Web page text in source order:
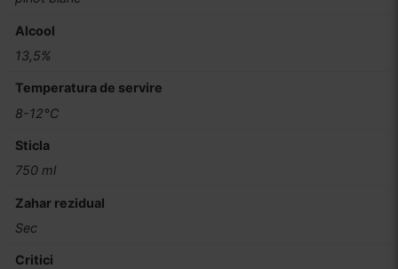
Alcool
13,5%
Temperatura de servire
8-12°C
Sticla
750 ml
Zahar rezidual
Sec
Critici